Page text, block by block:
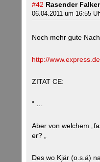
#42 Rasender
06.04.2011 um 16:55
Noch mehr gute
http://
ZITAT CE:
“ …
Aber von welchem
er? „
Des wo Kjär (o.s.ä)